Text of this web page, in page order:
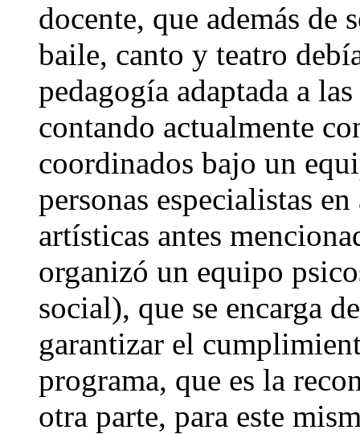
docente, que además de
baile, canto y teatro
pedagogía adaptada a
contando actualmente
coordinados bajo un
personas especialistas
artísticas antes
organizó un equipo
social), que se encarga
garantizar el
programa, que es la
otra parte, para este